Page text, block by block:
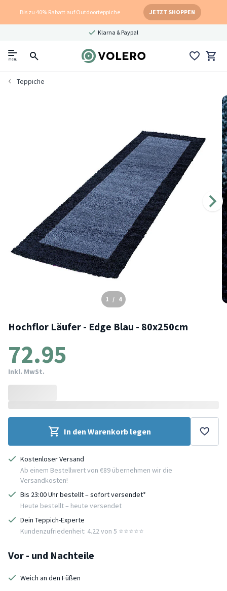
Bis zu 40% Rabatt auf Outdoorteppiche JETZT SHOPPEN
Klarna & Paypal
menu
Teppiche
1 / 4
Hochflor Läufer - Edge Blau - 80x250cm
72.95
Inkl. MwSt.
In den Warenkorb legen
Kostenloser Versand
Ab einem Bestellwert von €89 übernehmen wir die
Versandkosten!
Bis 23:00 Uhr bestellt – sofort versendet*
Heute bestellt – heute versendet
Dein Teppich-Experte
Kundenzufriedenheit: 4.22 von 5 ⭐️⭐️⭐️⭐️⭐️
Vor - und Nachteile
Weich an den Füßen